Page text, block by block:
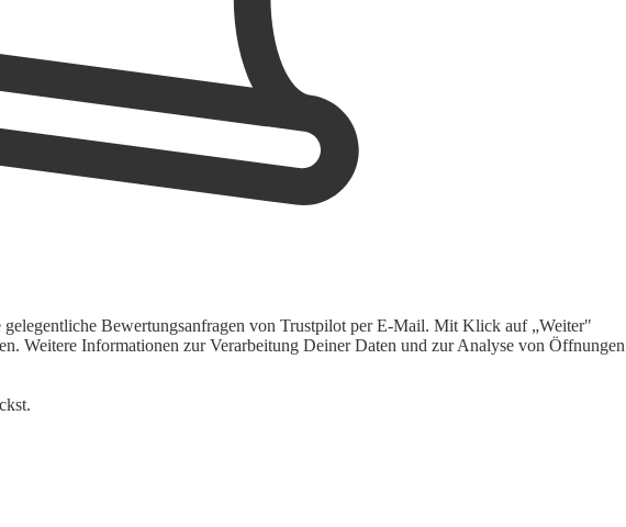
Bewertungsanfragen von Trustpilot per E-Mail. Mit Klick auf „Weiter"
Informationen zur Verarbeitung Deiner Daten und zur Analyse von Öffnungen